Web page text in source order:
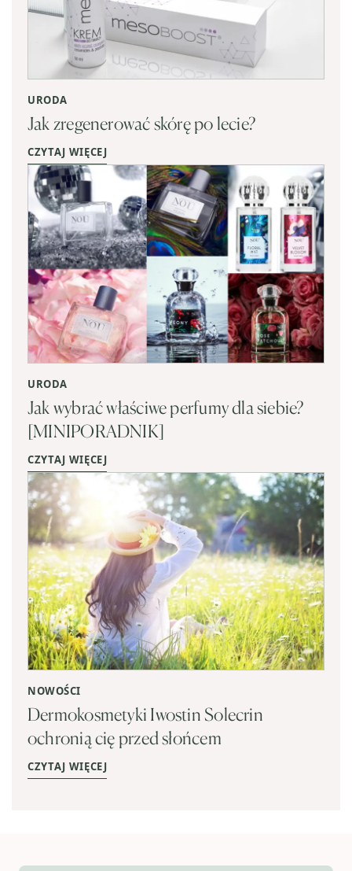
URODA
Jak zregenerować skórę po lecie?
CZYTAJ WIĘCEJ
URODA
Jak wybrać właściwe perfumy dla siebie?
[MINIPORADNIK]
CZYTAJ WIĘCEJ
NOWOŚCI
Dermokosmetyki Iwostin Solecrin
ochronią cię przed słońcem
CZYTAJ WIĘCEJ